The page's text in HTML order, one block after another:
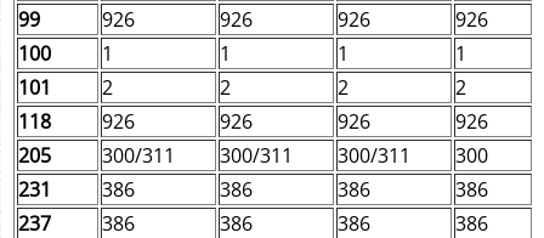
99
926 926 926 926
100
1 1 1 1
101
2 2 2 2
118
926 926 926 926
205
300/311 300/311 300/311 300
231
386 386 386 386
237
386 386 386
386